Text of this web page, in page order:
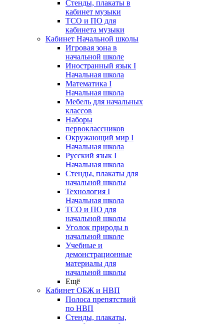
Стенды, плакаты в
кабинет музыки
ТСО и ПО для
кабинета музыки
Кабинет Начальной школы
Игровая зона в
начальной школе
Иностранный язык I
Начальная школа
Математика I
Начальная школа
Мебель для начальных
классов
Наборы
первоклассников
Окружающий мир I
Начальная школа
Русский язык I
Начальная школа
Стенды, плакаты для
начальной школы
Технология I
Начальная школа
ТСО и ПО для
начальной школы
Уголок природы в
начальной школе
Учебные и
демонстрационные
материалы для
начальной школы
Ещё
Кабинет ОБЖ и НВП
Полоса препятствий
по НВП
Стенды, плакаты,